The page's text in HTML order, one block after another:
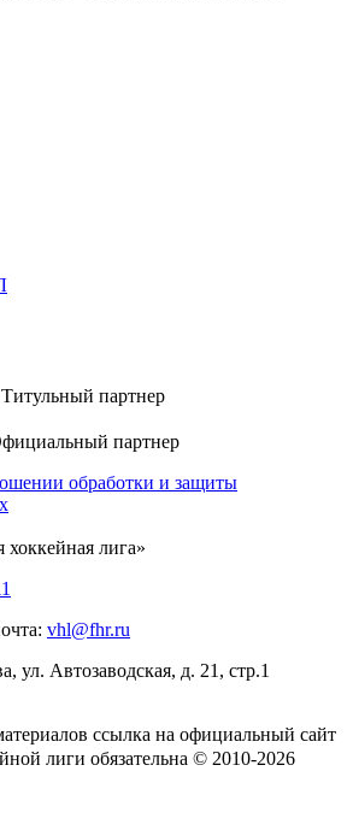
Титульный партнер
партнер
обработки и защиты
лига»
vhl@fhr.ru
ул. Автозаводская, д. 21, стр.1
ссылка на официальный сайт
лиги обязательна © 2010-2026